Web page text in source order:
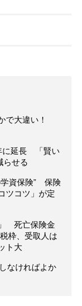
で大違い！
に延長 「賢い
らせる
学資保険” 保険
ツコツ」が定
死亡保険金
枠、受取人は
ト大
なければよか